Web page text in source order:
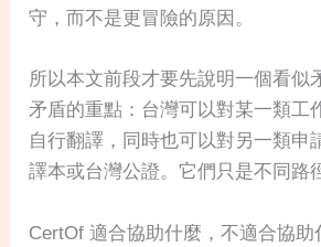
守，而不是更冒險的原因。
所以本文前段才要先說明一個看似
矛盾的重點：台灣可以對某一類工
自行翻譯，同時也可以對另一類申
譯本或台灣公證。它們只是不同路
CertOf 適合協助什麼，不適合協助